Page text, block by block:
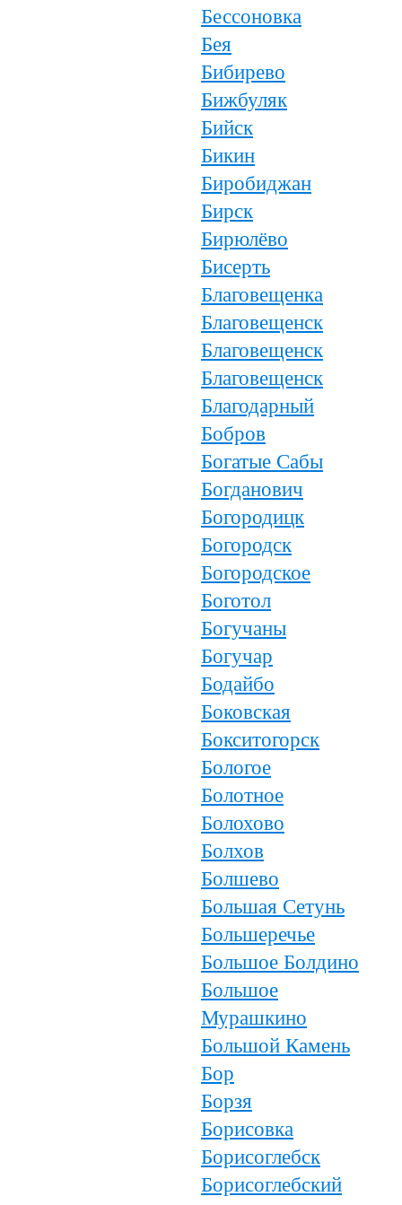
Бессоновка
Бея
Бибирево
Бижбуляк
Бийск
Бикин
Биробиджан
Бирск
Бирюлёво
Бисерть
Благовещенка
Благовещенск
Благовещенск
Благовещенск
Благодарный
Бобров
Богатые Сабы
Богданович
Богородицк
Богородск
Богородское
Боготол
Богучаны
Богучар
Бодайбо
Боковская
Бокситогорск
Бологое
Болотное
Болохово
Болхов
Болшево
Большая Сетунь
Большеречье
Большое Болдино
Большое
Мурашкино
Большой Камень
Бор
Борзя
Борисовка
Борисоглебск
Борисоглебский